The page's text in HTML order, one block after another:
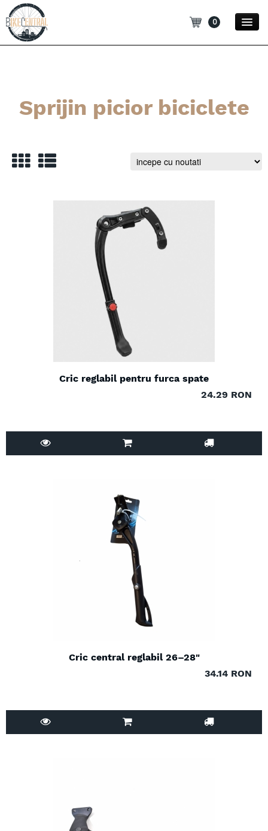
0
Blog
Categorii
Sprijin picior biciclete
Cric reglabil pentru furca spate
24.29 RON
Cric central reglabil 26–28"
34.14 RON